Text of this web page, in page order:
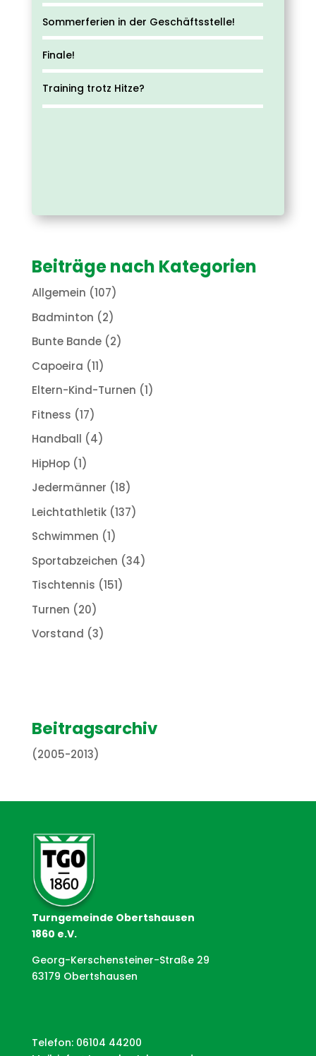
Sommerferien in der Geschäftsstelle!
Finale!
Training trotz Hitze?
Beiträge nach Kategorien
Allgemein (107)
Badminton (2)
Bunte Bande(2)
Capoeira (11)
Eltern-Kind-Turnen (1)
Fitness (17)
Handball (4)
HipHop(1)
Jedermänner (18)
Leichtathletik(137)
Schwimmen (1)
Sportabzeichen (34)
Tischtennis (151)
Turnen (20)
Vorstand (3)
Beitragsarchiv
(2005-2013)
Turngemeinde Obertshausen
1860 e.V.
Georg-Kerschensteiner-Straße 29
63179 Obertshausen
Telefon: 06104 44200